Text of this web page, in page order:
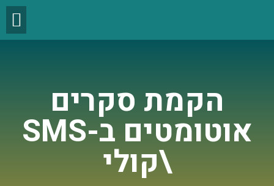
הקמת סקרים
אוטומטים ב-SMS
\קולי